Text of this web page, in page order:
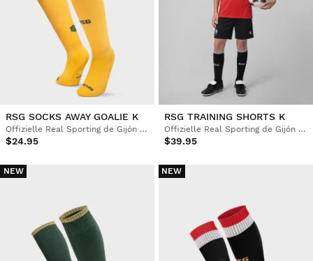
RSG SOCKS AWAY GOALIE K
Offizielle Real Sporting de Gijón Fußballsocken
$24.95
RSG TRAINING SHORTS K
Offizielle Real Sporting de Gijón Trainingsshorts Kinder
$39.95
NEW NEW